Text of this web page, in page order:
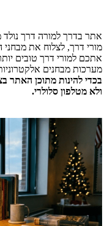
אתר בדרך למורה דרך
מורי דרך, לצלוח את
אתכם למורי דרך טובים
מערכות מבחנים
בכדי להינות מתוכן האתר
ולא מטלפון סלולרי.